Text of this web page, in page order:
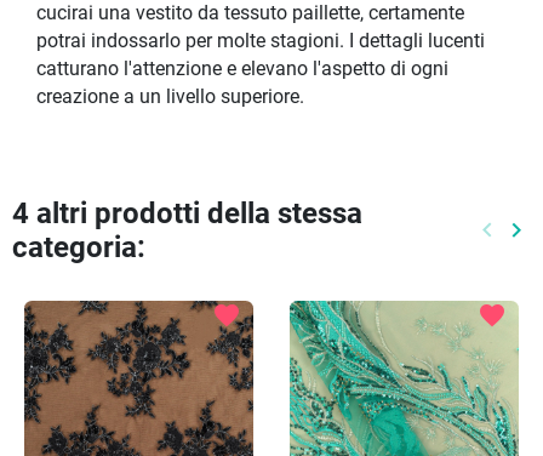
cucirai una vestito da tessuto paillette, certamente
potrai indossarlo per molte stagioni. I dettagli lucenti
catturano l'attenzione e elevano l'aspetto di ogni
creazione a un livello superiore.
4 altri prodotti della stessa
categoria:
keyboard_arrow_left keyboard_arrow_right
favorite favorite